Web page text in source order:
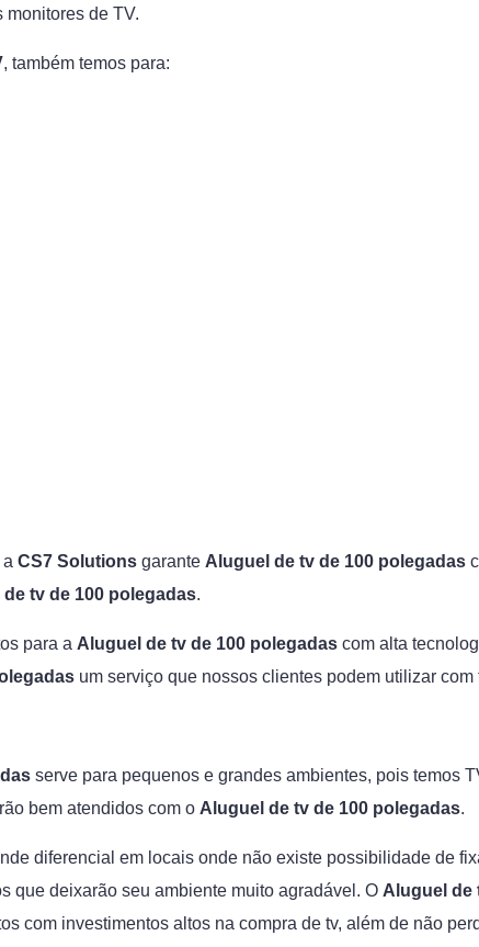
monitores de TV.
, também temos para:
CS7 Solutions garante Aluguel de tv de 100 polegadas
tv de 100 polegadas.
para a Aluguel de tv de 100 polegadas com alta
um serviço que nossos clientes podem utilizar com
serve para pequenos e grandes ambientes, pois temos
bem atendidos com o Aluguel de tv de 100 polegadas.
diferencial em locais onde não existe possibilidade de
que deixarão seu ambiente muito agradável. O Aluguel de
com investimentos altos na compra de tv, além de não